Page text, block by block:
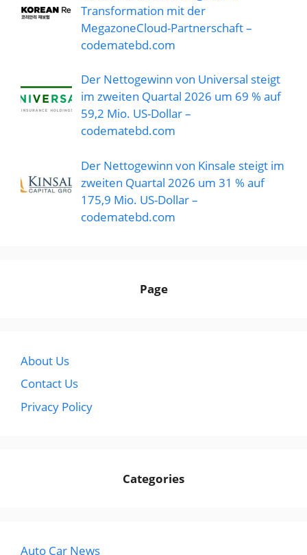
Transformation mit der
MegazoneCloud-Partnerschaft –
codematebd.com
Der Nettogewinn von Universal steigt
im zweiten Quartal 2026 um 69 % auf
59,2 Mio. US-Dollar –
codematebd.com
Der Nettogewinn von Kinsale steigt im
zweiten Quartal 2026 um 31 % auf
175,9 Mio. US-Dollar –
codematebd.com
Page
About Us
Contact Us
Privacy Policy
Categories
Auto Car News